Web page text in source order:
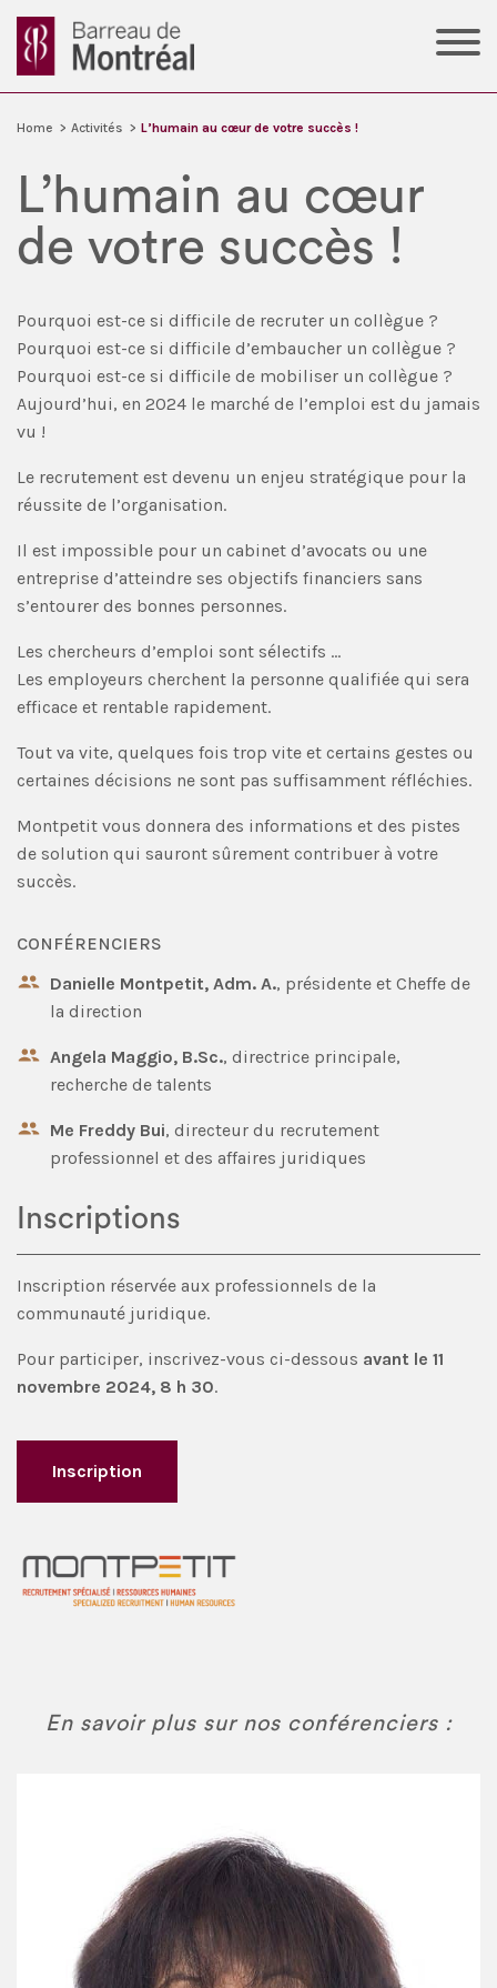
Home > Activités > L’humain au cœur de votre succès !
L’humain au cœur
de votre succès !
Pourquoi est-ce si difficile de recruter un collègue ?
Pourquoi est-ce si difficile d’embaucher un collègue ?
Pourquoi est-ce si difficile de mobiliser un collègue ?
Aujourd’hui, en 2024 le marché de l’emploi est du jamais
vu !
Le recrutement est devenu un enjeu stratégique pour la
réussite de l’organisation.
Il est impossible pour un cabinet d’avocats ou une
entreprise d’atteindre ses objectifs financiers sans
s’entourer des bonnes personnes.
Les chercheurs d’emploi sont sélectifs …
Les employeurs cherchent la personne qualifiée qui sera
efficace et rentable rapidement.
Tout va vite, quelques fois trop vite et certains gestes ou
certaines décisions ne sont pas suffisamment réfléchies.
Montpetit vous donnera des informations et des pistes
de solution qui sauront sûrement contribuer à votre
succès.
CONFÉRENCIERS
Danielle Montpetit, Adm. A., présidente et Cheffe de
la direction
Angela Maggio, B.Sc., directrice principale,
recherche de talents
Me Freddy Bui, directeur du recrutement
professionnel et des affaires juridiques
Inscriptions
Inscription réservée aux professionnels de la
communauté juridique.
Pour participer, inscrivez-vous ci-dessous avant le 11
novembre 2024, 8 h 30.
Inscription
En savoir plus sur nos conférenciers :